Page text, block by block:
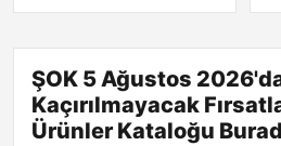
ŞOK 5 Ağustos
Kaçırılmayacak
Ürünler Kataloğu